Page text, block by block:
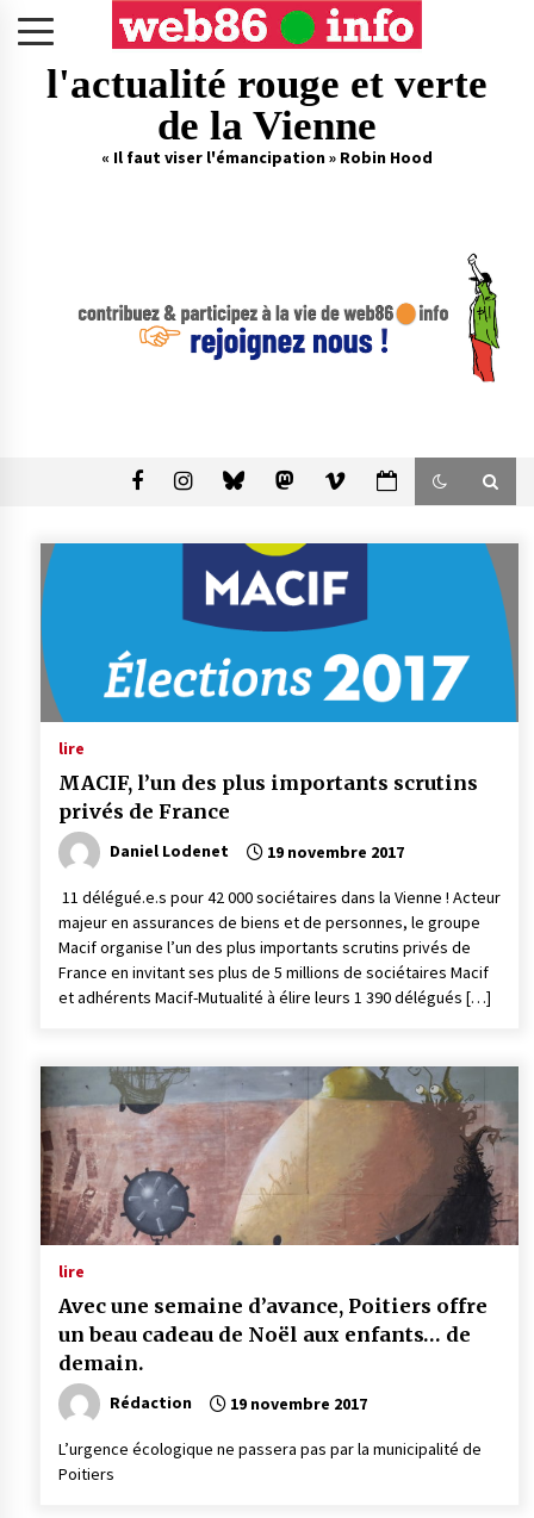
l'actualité rouge et verte
de la Vienne
« Il faut viser l'émancipation » Robin Hood
lire
MACIF, l’un des plus importants scrutins
privés de France
Daniel Lodenet 19 novembre 2017
11 délégué.e.s pour 42 000 sociétaires dans la Vienne ! Acteur
majeur en assurances de biens et de personnes, le groupe
Macif organise l’un des plus importants scrutins privés de
France en invitant ses plus de 5 millions de sociétaires Macif
et adhérents Macif-Mutualité à élire leurs 1 390 délégués […]
lire
Avec une semaine d’avance, Poitiers offre
un beau cadeau de Noël aux enfants… de
demain.
Rédaction 19 novembre 2017
L’urgence écologique ne passera pas par la municipalité de
Poitiers